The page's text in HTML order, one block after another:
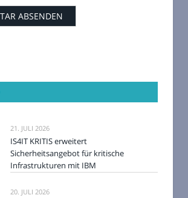
21. JULI 2026
IS4IT KRITIS erweitert
Sicherheitsangebot für kritische
Infrastrukturen mit IBM
20. JULI 2026